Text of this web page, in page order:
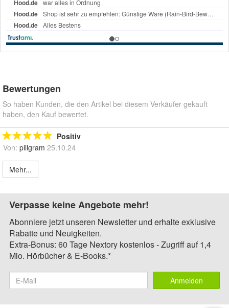
Bewertungen
So haben Kunden, die den Artikel bei diesem Verkäufer gekauft
haben, den Kauf bewertet.
Positiv
Von: pillgram 25.10.24
Mehr...
Verpasse keine Angebote mehr!
Abonniere jetzt unseren Newsletter und erhalte exklusive
Rabatte und Neuigkeiten.
Extra-Bonus: 60 Tage Nextory kostenlos - Zugriff auf 1,4
Mio. Hörbücher & E-Books.*
Anmelden